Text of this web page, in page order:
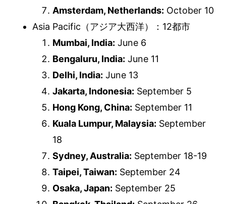
Amsterdam, Netherlands: October 10
Asia Pacific（アジア大西洋）：12都市
Mumbai, India: June 6
Bengaluru, India: June 11
Delhi, India: June 13
Jakarta, Indonesia: September 5
Hong Kong, China: September 11
Kuala Lumpur, Malaysia: September
18
Sydney, Australia: September 18-19
Taipei, Taiwan: September 24
Osaka, Japan: September 25